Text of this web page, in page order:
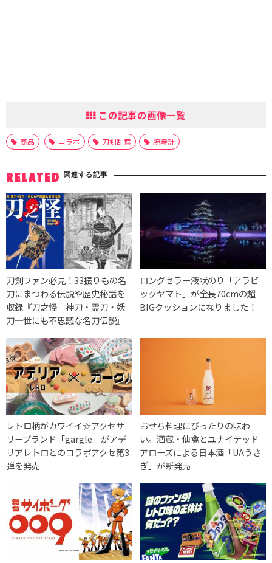
この記事の画像一覧
商品 コラボ 刀剣乱舞 腕時計
RELATED 関連する記事
刀剣ファン必見！33振りもの名
刀にまつわる伝説や歴史秘話を
収録『刀之怪 神刀・霊刀・妖
刀─世にも不思議な名刀伝説』
ロングセラー液状のり「アラビ
ックヤマト」が全長70cmの超
BIGクッションになりました！
レトロ柄がカワイイ☆アクセサ
リーブランド「gargle」がアデ
リアレトロとのコラボアクセ第3
弾を発売
おせち料理にぴったりの味わ
い。酒蔵・仙禽とユナイテッド
アローズによる日本酒「UAうさ
ぎ」が新発売